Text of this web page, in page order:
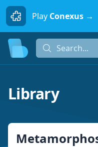
Play Conexus →
Search...
Library